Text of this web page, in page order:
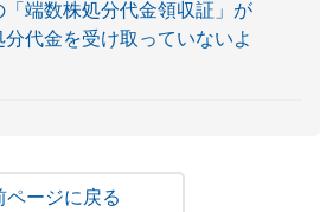
「端数株処分代金領収証」が
分代金を受け取っていないよ
戻る